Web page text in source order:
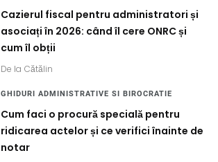
Cazierul fiscal pentru administratori și
asociați în 2026: când îl cere ONRC și
cum îl obții
De la Cătălin
GHIDURI ADMINISTRATIVE SI BIROCRATIE
Cum faci o procură specială pentru
ridicarea actelor și ce verifici înainte de
notar